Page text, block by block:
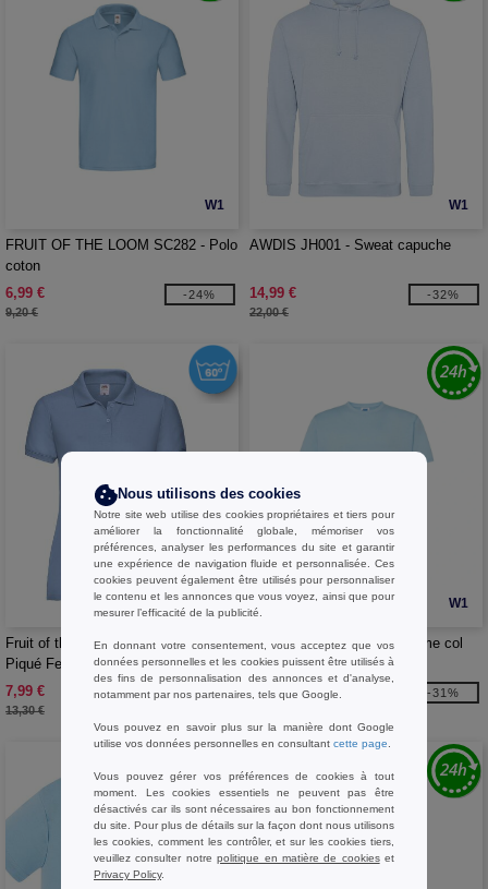
W1
FRUIT OF THE LOOM SC282 - Polo
coton
6,99 €
9,20 €
-24%
W1
AWDIS JH001 - Sweat capuche
14,99 €
22,00 €
-32%
W1
Fruit of the Loom SC281 - Polo
Piqué Femme
7,99 €
13,30 €
-40%
W1
JHK JK155 - Tee-shirt homme col
rond 155
2,99 €
-31%
Nous utilisons des cookies
Notre site web utilise des cookies propriétaires et tiers pour
améliorer la fonctionnalité globale, mémoriser vos
préférences, analyser les performances du site et garantir
une expérience de navigation fluide et personnalisée. Ces
cookies peuvent également être utilisés pour personnaliser
le contenu et les annonces que vous voyez, ainsi que pour
mesurer l’efficacité de la publicité.
En donnant votre consentement, vous acceptez que vos
données personnelles et les cookies puissent être utilisés à
des fins de personnalisation des annonces et d'analyse,
notamment par nos partenaires, tels que Google.
Vous pouvez en savoir plus sur la manière dont Google
utilise vos données personnelles en consultant cette page
Vous pouvez gérer vos préférences de cookies à tout
moment. Les cookies essentiels ne peuvent pas être
désactivés car ils sont nécessaires au bon fonctionnement
du site. Pour plus de détails sur la façon dont nous utilisons
les cookies, comment les contrôler, et sur les cookies tiers,
veuillez consulter notrepolitique en matière de cookieset
Privacy Policy.